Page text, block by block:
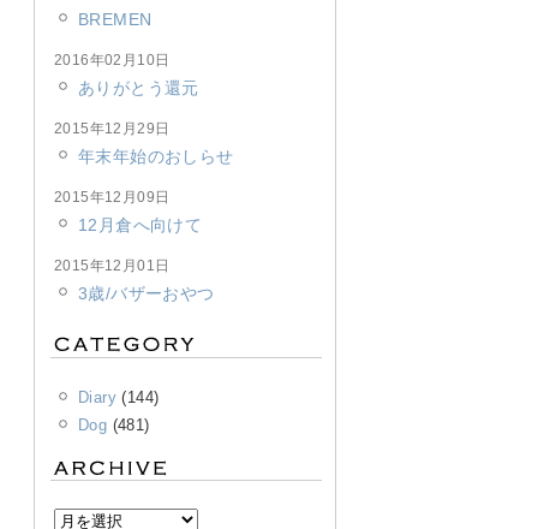
BREMEN
2016年02月10日
ありがとう還元
2015年12月29日
年末年始のおしらせ
2015年12月09日
12月倉へ向けて
2015年12月01日
3歳/バザーおやつ
Diary(144)
Dog (481)